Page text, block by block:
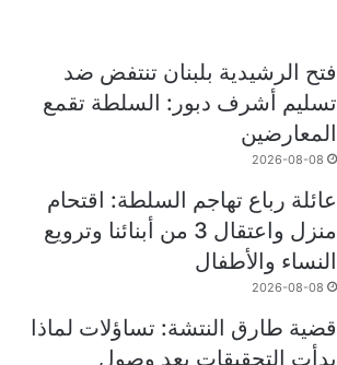
فتح الرشيدية بلبنان تنتفض ضد
تسليم أشرف دبور: السلطة تقمع
المعارضين
2026-08-08
عائلة رباع تهاجم السلطة: اقتحام
منزل واعتقال 3 من أبنائنا وترويع
النساء والأطفال
2026-08-08
قضية طارق النتشة: تساؤلات لماذا
بدأت التحقيقات بعد وصول